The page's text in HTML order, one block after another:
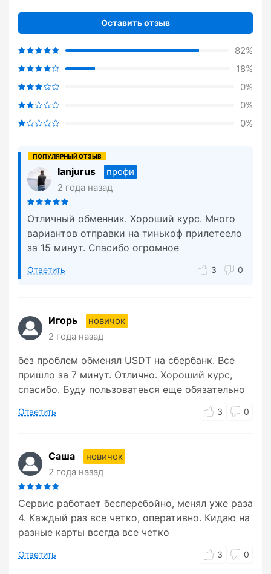
Оставить отзыв
82%
18%
0%
0%
0%
Ianjurus
профи
2 года назад
Отличный обменник. Хороший курс. Много
вариантов отправки на тинькоф прилетеело
за 15 минут. Спасибо огромное
Ответить 3 0
Игорь
новичок
2 года назад
без проблем обменял USDT на сбербанк. Все
пришло за 7 минут. Отлично. Хороший курс,
спасибо. Буду пользоватеься еще обязательно
Ответить 3 0
Саша
новичок
2 года назад
Сервис работает бесперебойно, менял уже раза
4. Каждый раз все четко, оперативно. Кидаю на
разные карты всегда все четко
Ответить 3 0